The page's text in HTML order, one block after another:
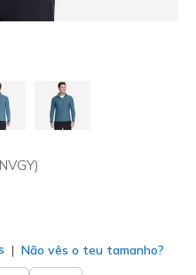
NVGY)
Não vês o teu tamanho?